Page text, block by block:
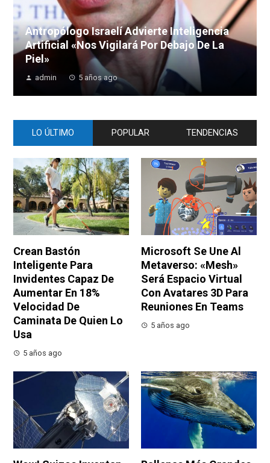
Antropólogo Israelí Advierte Inteligencia
Artificial «nos Vigilará Por Debajo De La
Piel»
admin 5 años ago
LO ÚLTIMO POPULAR TENDENCIAS
Crean Bastón
Inteligente Para
Invidentes Capaz De
Aumentar En 18%
Velocidad De
Caminata De Quien Lo
Usa
5 años ago
Microsoft Se Une Al
Metaverso: «Mesh»
Será Espacio Virtual
Con Avatares 3D Para
Reuniones En Teams
5 años ago